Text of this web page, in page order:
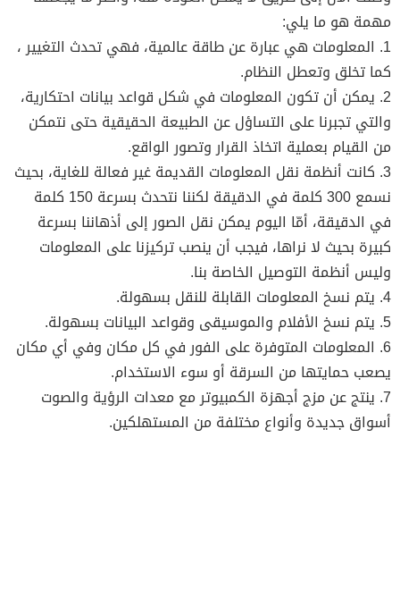
مهمة هو ما يلي:
1. المعلومات هي عبارة عن طاقة عالمية، فهي تحدث التغيير ،
كما تخلق وتعطل النظام.
2. يمكن أن تكون المعلومات في شكل قواعد بيانات احتكارية،
والتي تجبرنا على التساؤل عن الطبيعة الحقيقية حتى نتمكن
من القيام بعملية اتخاذ القرار وتصور الواقع.
3. كانت أنظمة نقل المعلومات القديمة غير فعالة للغاية، بحيث
نسمع 300 كلمة في الدقيقة لكننا نتحدث بسرعة 150 كلمة
في الدقيقة، أمّا اليوم يمكن نقل الصور إلى أذهاننا بسرعة
كبيرة بحيث لا نراها، فيجب أن ينصب تركيزنا على المعلومات
وليس أنظمة التوصيل الخاصة بنا.
4. يتم نسخ المعلومات القابلة للنقل بسهولة.
5. يتم نسخ الأفلام والموسيقى وقواعد البيانات بسهولة.
6. المعلومات المتوفرة على الفور في كل مكان وفي أي مكان
يصعب حمايتها من السرقة أو سوء الاستخدام.
7. ينتج عن مزج أجهزة الكمبيوتر مع معدات الرؤية والصوت
أسواق جديدة وأنواع مختلفة من المستهلكين.